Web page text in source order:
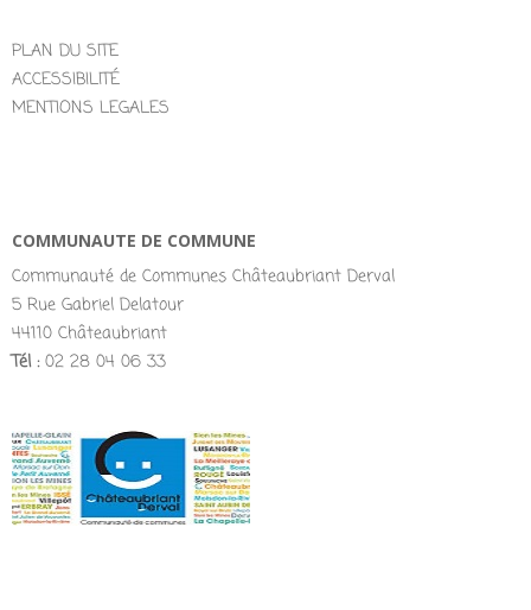
PLAN DU SITE
ACCESSIBILITÉ
MENTIONS LEGALES
COMMUNAUTE DE COMMUNE
Communauté de Communes Châteaubriant Derval
5 Rue Gabriel Delatour
44110 Châteaubriant
Tél :02 28 04 06 33